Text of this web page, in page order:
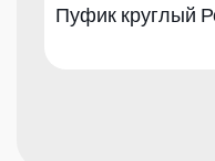
Пуфик круглый